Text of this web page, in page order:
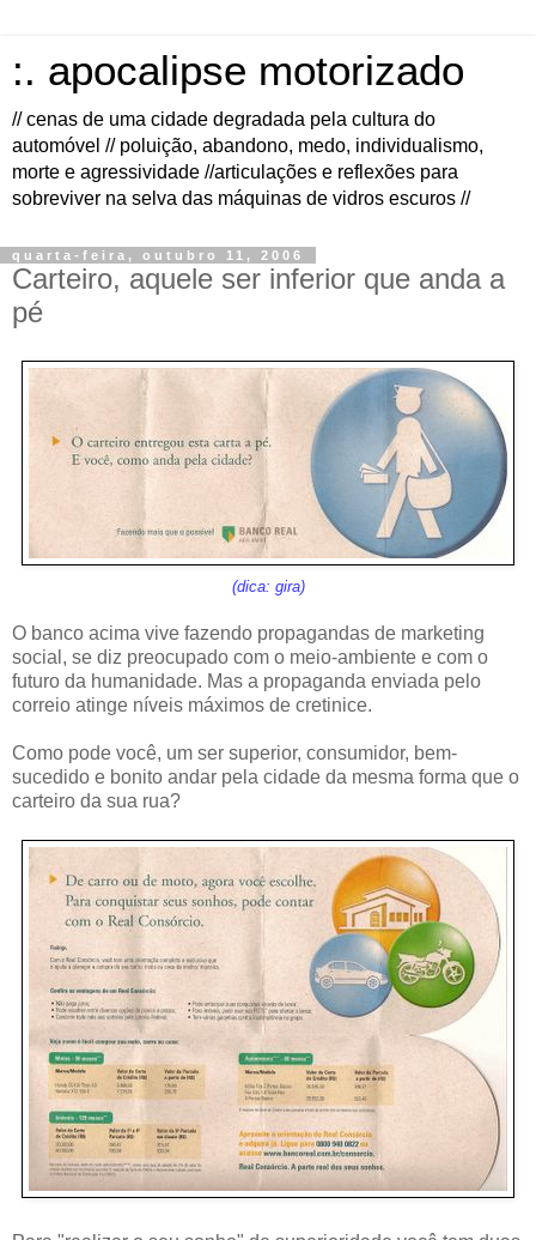
:. apocalipse motorizado
// cenas de uma cidade degradada pela cultura do
automóvel // poluição, abandono, medo, individualismo,
morte e agressividade //articulações e reflexões para
sobreviver na selva das máquinas de vidros escuros //
quarta-feira, outubro 11, 2006
Carteiro, aquele ser inferior que anda a
pé
(dica: gira)
O banco acima vive fazendo propagandas de marketing
social, se diz preocupado com o meio-ambiente e com o
futuro da humanidade. Mas a propaganda enviada pelo
correio atinge níveis máximos de cretinice.
Como pode você, um ser superior, consumidor, bem-
sucedido e bonito andar pela cidade da mesma forma que o
carteiro da sua rua?